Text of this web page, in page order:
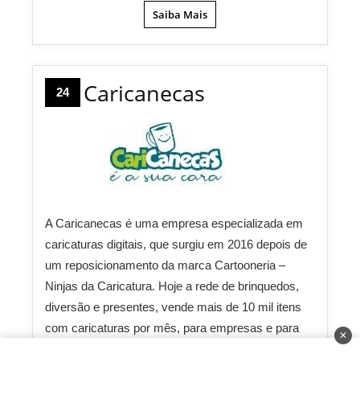
Saiba Mais
24 Caricanecas
A Caricanecas é uma empresa especializada em
caricaturas digitais, que surgiu em 2016 depois de
um reposicionamento da marca Cartooneria –
Ninjas da Caricatura. Hoje a rede de brinquedos,
diversão e presentes, vende mais de 10 mil itens
com caricaturas por mês, para empresas e para
✕